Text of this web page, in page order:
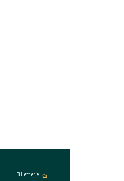
Billetterie